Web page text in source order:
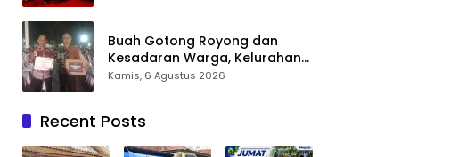
Buah Gotong Royong dan
Kesadaran Warga, Kelurahan
Patte’ne Menjadi Bintang
Kamis, 6 Agustus 2026
Recent Posts